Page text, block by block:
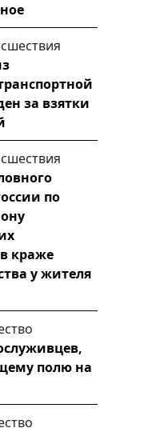
за взятки
по
краже
у жителя
полю на